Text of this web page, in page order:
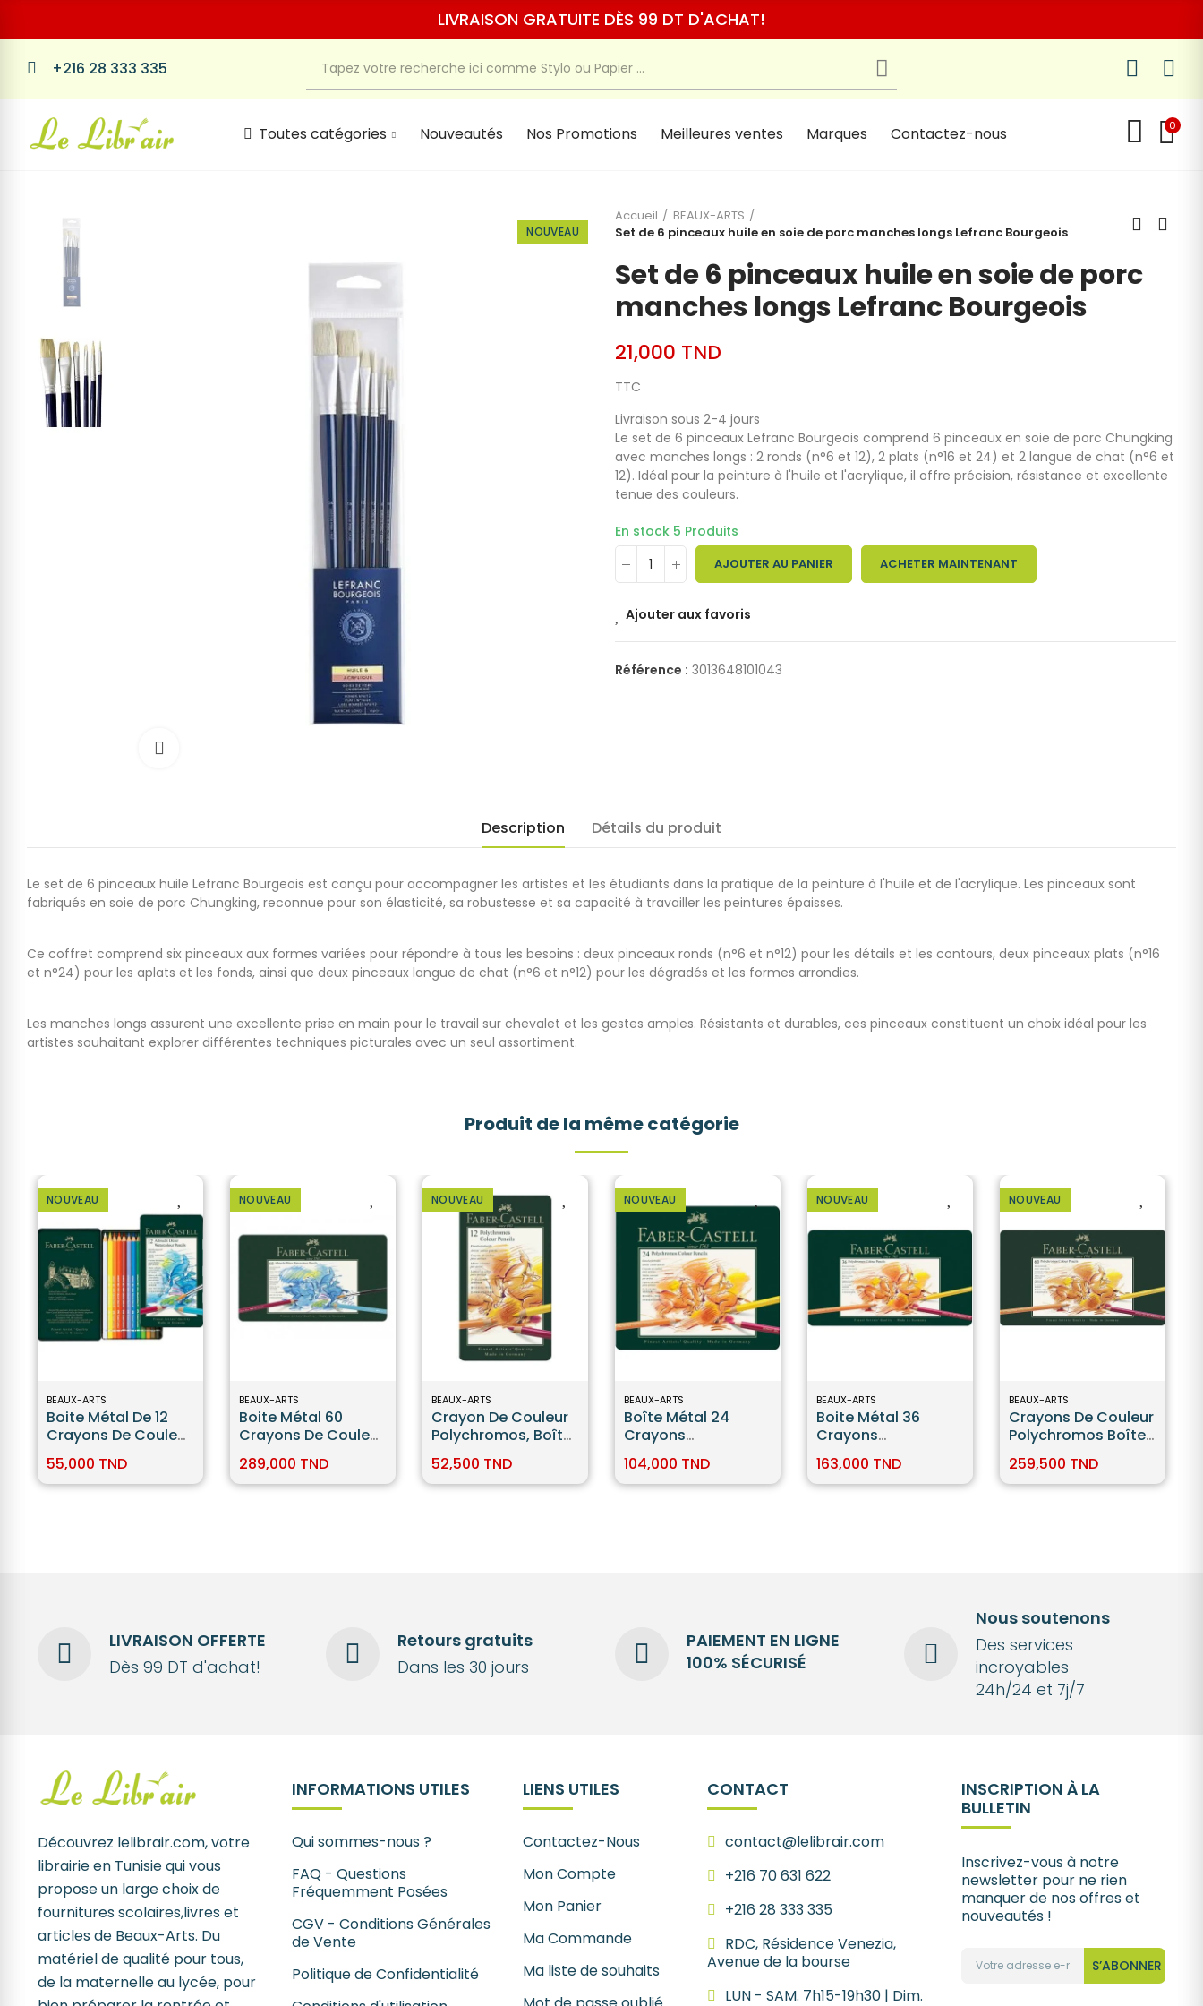
LIVRAISON GRATUITE DÈS 99 DT D'ACHAT!
+216 28 333 335
Toutes catégories Nouveautés Nos Promotions Meilleures ventes Marques Contactez-nous 0
NOUVEAU
Accueil
BEAUX-ARTS
Set de 6 pinceaux huile en soie de porc manches longs Lefranc Bourgeois
Set de 6 pinceaux huile en soie de porc
manches longs Lefranc Bourgeois
21,000 TND
TTC
Livraison sous 2-4 jours
Le set de 6 pinceaux Lefranc Bourgeois comprend 6 pinceaux en soie de porc Chungking
avec manches longs : 2 ronds (n°6 et 12), 2 plats (n°16 et 24) et 2 langue de chat (n°6 et
12). Idéal pour la peinture à l'huile et l'acrylique, il offre précision, résistance et excellente
tenue des couleurs.
En stock 5 Produits
AJOUTER AU PANIER ACHETER MAINTENANT
Ajouter aux favoris
Référence : 3013648101043
Description Détails du produit
Le set de 6 pinceaux huile Lefranc Bourgeois est conçu pour accompagner les artistes et les étudiants dans la pratique de la peinture à l'huile et de l'acrylique. Les pinceaux sont
fabriqués en soie de porc Chungking, reconnue pour son élasticité, sa robustesse et sa capacité à travailler les peintures épaisses.
Ce coffret comprend six pinceaux aux formes variées pour répondre à tous les besoins : deux pinceaux ronds (n°6 et n°12) pour les détails et les contours, deux pinceaux plats (n°16
et n°24) pour les aplats et les fonds, ainsi que deux pinceaux langue de chat (n°6 et n°12) pour les dégradés et les formes arrondies.
Les manches longs assurent une excellente prise en main pour le travail sur chevalet et les gestes amples. Résistants et durables, ces pinceaux constituent un choix idéal pour les
artistes souhaitant explorer différentes techniques picturales avec un seul assortiment.
Produit de la même catégorie
NOUVEAU
BEAUX-ARTS
Boite Métal De 12
Crayons De Couleur
Faber Castell
55,000 TND
NOUVEAU
BEAUX-ARTS
Boite Métal 60
Crayons De Couleur
Faber-Castell
289,000 TND
NOUVEAU
BEAUX-ARTS
Crayon De Couleur
Polychromos, Boîte
52,500 TND
NOUVEAU
BEAUX-ARTS
Boîte Métal 24
Crayons
Castell
104,000 TND
NOUVEAU
BEAUX-ARTS
Boite Métal 36
Crayons
Faber Castell
163,000 TND
NOUVEAU
BEAUX-ARTS
Crayons De Couleur
Polychromos Boîte
Faber-Castell
259,500 TND
LIVRAISON OFFERTE
Dès 99 DT d'achat!
Retours gratuits
Dans les 30 jours
PAIEMENT EN LIGNE
100% SÉCURISÉ
Nous soutenons
Des services
incroyables
24h/24 et 7j/7
Découvrez lelibrair.com, votre
librairie en Tunisie qui vous
propose un large choix de
fournitures scolaires,livres et
articles de Beaux-Arts. Du
matériel de qualité pour tous,
de la maternelle au lycée, pour
INFORMATIONS UTILES
Qui sommes-nous ?
FAQ - Questions
Fréquemment Posées
CGV - Conditions Générales
de Vente
Politique de Confidentialité
LIENS UTILES
Contactez-Nous
Mon Compte
Mon Panier
Ma Commande
Ma liste de souhaits
CONTACT
contact@lelibrair.com
+216 70 631 622
+216 28 333 335
RDC, Résidence Venezia,
Avenue de la bourse
LUN - SAM. 7h15-19h30 | Dim.
INSCRIPTION À LA
BULLETIN
Inscrivez-vous à notre
newsletter pour ne rien
manquer de nos offres et
nouveautés !
S’ABONNER